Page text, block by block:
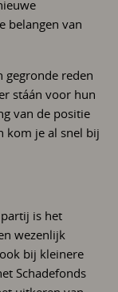
belangen van
gegronde reden
stáán voor hun
van de positie
kom je al snel bij
is het
wezenlijk
bij kleinere
Schadefonds